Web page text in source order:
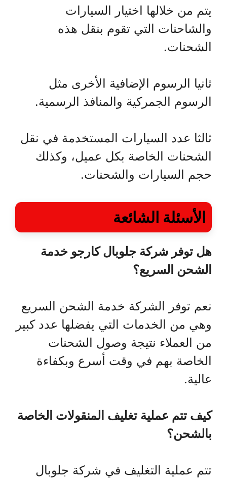
يتم من خلالها اختيار السيارات
والشاحنات التي تقوم بنقل هذه
الشحنات.
ثانيا الرسوم الإضافية الأخرى مثل
الرسوم الجمركية والمنافذ الرسمية.
ثالثا عدد السيارات المستخدمة في نقل
الشحنات الخاصة بكل عميل، وكذلك
حجم السيارات والشحنات.
الأسئلة الشائعة
هل توفر شركة جلوبال كارجو خدمة
الشحن السريع؟
نعم توفر الشركة خدمة الشحن السريع
وهي من الخدمات التي يفضلها عدد كبير
من العملاء نتيجة وصول الشحنات
الخاصة بهم في وقت أسرع وبكفاءة
عالية.
كيف تتم عملية تغليف المنقولات الخاصة
بالشحن؟
تتم عملية التغليف في شركة جلوبال